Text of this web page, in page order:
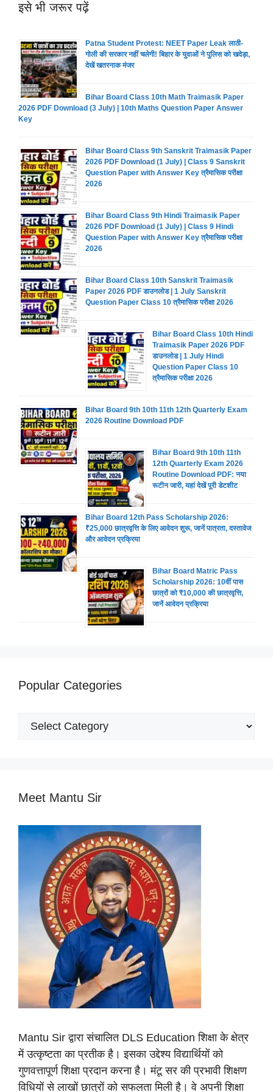
इसे भी जरूर पढ़ें
Patna Student Protest: NEET Paper Leak लाठी-
गोली की सरकार नहीं चलेगी! बिहार के युवाओं ने पुलिस को खदेड़ा,
देखें खतरनाक मंजर
Bihar Board Class 10th Math Traimasik Paper
2026 PDF Download (3 July) | 10th Maths Question Paper Answer
Key
Bihar Board Class 9th Sanskrit Traimasik Paper
2026 PDF Download (1 July) | Class 9 Sanskrit
Question Paper with Answer Key त्रैमासिक परीक्षा
2026
Bihar Board Class 9th Hindi Traimasik Paper
2026 PDF Download (1 July) | Class 9 Hindi
Question Paper with Answer Key त्रैमासिक परीक्षा
2026
Bihar Board Class 10th Sanskrit Traimasik
Paper 2026 PDF डाउनलोड | 1 July Sanskrit
Question Paper Class 10 त्रैमासिक परीक्षा 2026
Bihar Board Class 10th Hindi
Traimasik Paper 2026 PDF
डाउनलोड | 1 July Hindi
Question Paper Class 10
त्रैमासिक परीक्षा 2026
Bihar Board 9th 10th 11th 12th Quarterly Exam
2026 Routine Download PDF
Bihar Board 9th 10th 11th
12th Quarterly Exam 2026
Routine Download PDF: नया
रूटीन जारी, यहां देखें पूरी डेटशीट
Bihar Board 12th Pass Scholarship 2026:
₹25,000 छात्रवृत्ति के लिए आवेदन शुरू, जानें पात्रता, दस्तावेज
और आवेदन प्रक्रिया
Bihar Board Matric Pass
Scholarship 2026: 10वीं पास
छात्रों को ₹10,000 की छात्रवृत्ति,
जानें आवेदन प्रक्रिया
Popular Categories
Popular
Meet Mantu Sir
Mantu Sir द्वारा संचालित DLS Education शिक्षा के क्षेत्र
में उत्कृष्टता का प्रतीक है। इसका उद्देश्य विद्यार्थियों को
गुणवत्तापूर्ण शिक्षा प्रदान करना है। मंटू सर की प्रभावी शिक्षण
विधियों से लाखों छात्रों को सफलता मिली है। वे अपनी शिक्षा